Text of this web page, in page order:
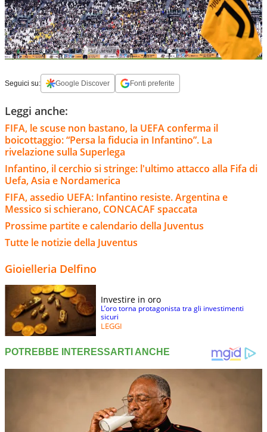
Seguici su: Google Discover Fonti preferite
Leggi anche:
FIFA, le scuse non bastano, la UEFA conferma il
boicottaggio: “Persa la fiducia in Infantino”. La
rivelazione sulla Superlega
Infantino, il cerchio si stringe: l'ultimo attacco alla Fifa di
Uefa, Asia e Nordamerica
FIFA, assedio UEFA: Infantino resiste. Argentina e
Messico si schierano, CONCACAF spaccata
Prossime partite e calendario della Juventus
Tutte le notizie della Juventus
Gioielleria Delfino
Investire in oro
L’oro torna protagonista tra gli investimenti
sicuri
LEGGI